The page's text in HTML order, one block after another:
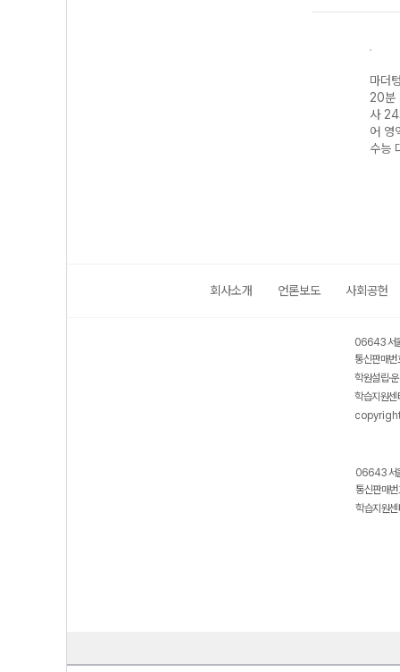
마더
20분
사
어
수능
회사소개 언론보도 사회공헌
06643 서
통신판매
학원설립·
학습지원
06643 서
통신판매
학습지원